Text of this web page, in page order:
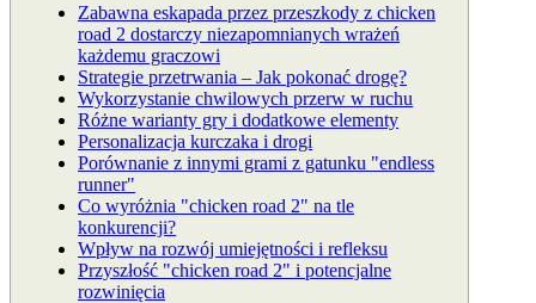
Zabawna eskapada przez przeszkody z chicken
road 2 dostarczy niezapomnianych wrażeń
każdemu graczowi
Strategie przetrwania – Jak pokonać drogę?
Wykorzystanie chwilowych przerw w ruchu
Różne warianty gry i dodatkowe elementy
Personalizacja kurczaka i drogi
Porównanie z innymi grami z gatunku "endless
runner"
Co wyróżnia "chicken road 2" na tle
konkurencji?
Wpływ na rozwój umiejętności i refleksu
Przyszłość "chicken road 2" i potencjalne
rozwinięcia